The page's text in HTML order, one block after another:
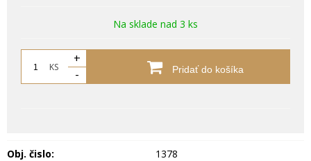
Na sklade nad 3 ks
KS
+
-
Pridať do košíka
Obj. čislo:
1378